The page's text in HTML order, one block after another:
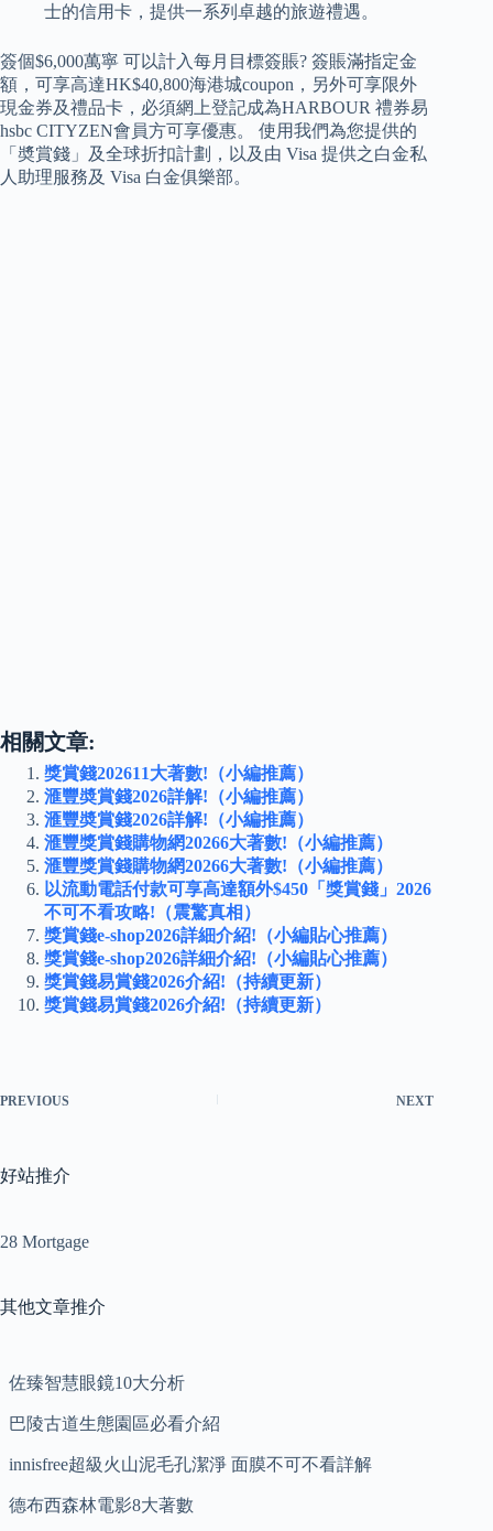
士的信用卡，提供一系列卓越的旅遊禮遇。
簽個$6,000萬寧 可以計入每月目標簽賬? 簽賬滿指定金
額，可享高達HK$40,800海港城coupon，另外可享限外
現金券及禮品卡，必須網上登記成為HARBOUR 禮券易
hsbc CITYZEN會員方可享優惠。 使用我們為您提供的
「奬賞錢」及全球折扣計劃，以及由 Visa 提供之白金私
人助理服務及 Visa 白金俱樂部。
相關文章:
獎賞錢202611大著數!（小編推薦）
滙豐奬賞錢2026詳解!（小編推薦）
滙豐奬賞錢2026詳解!（小編推薦）
滙豐獎賞錢購物網20266大著數!（小編推薦）
滙豐獎賞錢購物網20266大著數!（小編推薦）
以流動電話付款可享高達額外$450「獎賞錢」2026
不可不看攻略!（震驚真相）
獎賞錢e-shop2026詳細介紹!（小編貼心推薦）
獎賞錢e-shop2026詳細介紹!（小編貼心推薦）
獎賞錢易賞錢2026介紹!（持續更新）
獎賞錢易賞錢2026介紹!（持續更新）
PREVIOUS NEXT
好站推介
28 Mortgage
其他文章推介
佐臻智慧眼鏡10大分析
巴陵古道生態園區必看介紹
innisfree超級火山泥毛孔潔淨 面膜不可不看詳解
德布西森林電影8大著數